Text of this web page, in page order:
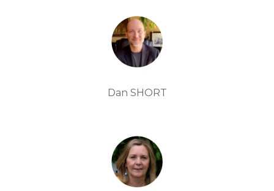
Dan SHORT